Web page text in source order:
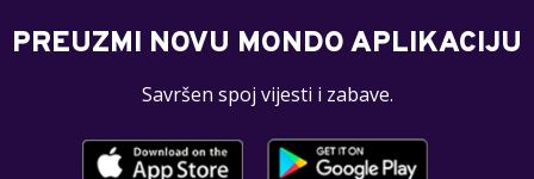
PREUZMI NOVU MONDO APLIKACIJU
Savršen spoj vijesti i zabave.